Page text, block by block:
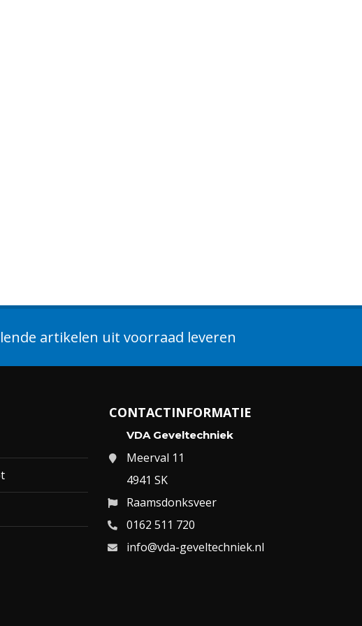
artikelen uit voorraad leveren
CONTACTINFORMATIE
VDA Geveltechniek
Meerval 11
4941 SK
Raamsdonksveer
0162 511 720
info@vda-geveltechniek.nl